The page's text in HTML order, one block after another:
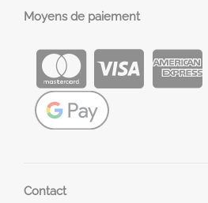
Moyens de paiement
Contact